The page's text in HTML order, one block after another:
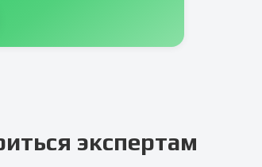
экспертам